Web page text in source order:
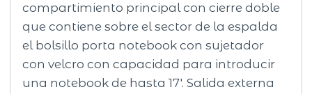
compartimiento principal con cierre doble
que contiene sobre el sector de la espalda
el bolsillo porta notebook con sujetador
con velcro con capacidad para introducir
una notebook de hasta 17′. Salida externa